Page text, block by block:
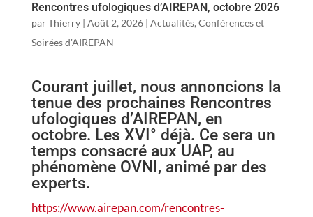
Rencontres ufologiques d’AIREPAN, octobre 2026
parThierry| Août 2, 2026| Actualités, Conférences et
Soirées d'AIREPAN
Courant juillet, nous annoncions la
tenue des prochaines Rencontres
ufologiques d’AIREPAN, en
octobre. Les XVI° déjà. Ce sera un
temps consacré aux UAP, au
phénomène OVNI, animé par des
experts.
https://www.airepan.com/rencontres-